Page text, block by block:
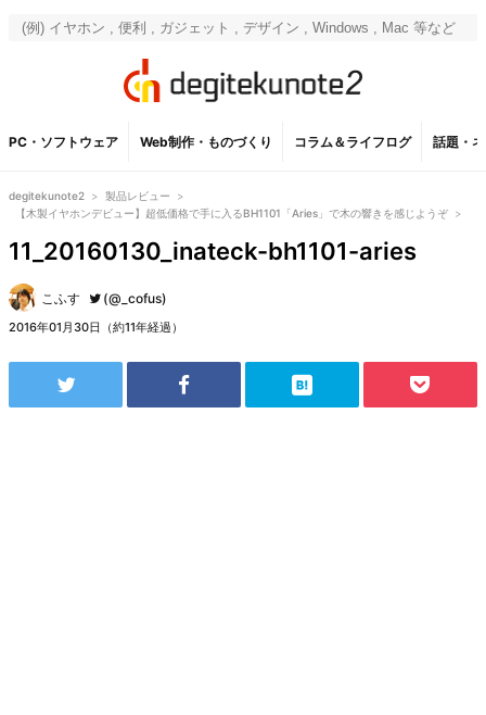
PC・ソフトウェア Web制作・ものづくり コラム＆ライフログ 話題・
degitekunote2 > 製品レビュー
>
【木製イヤホンデビュー】超低価格で手に入るBH1101「Aries」で木の響きを感じようぞ >
11_20160130_inateck-bh1101-aries
こふす (@_cofus)
2016年01月30日（約11年経過）